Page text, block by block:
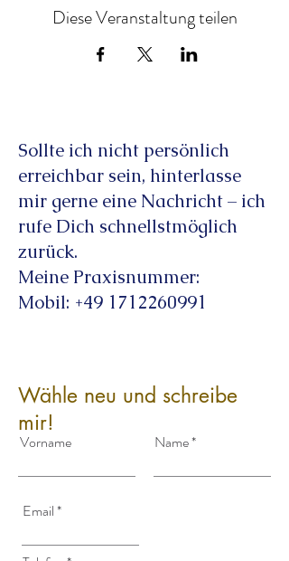
Diese Veranstaltung teilen
Sollte ich nicht persönlich
erreichbar sein, hinterlasse
mir gerne eine Nachricht – ich
rufe Dich schnellstmöglich
zurück.
Meine Praxisnummer:
Mobil: +49 1712260991
Wähle neu und schreibe
mir!
Vorname Name
Email